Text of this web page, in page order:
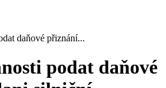
daňové přiznání...
podat daňové